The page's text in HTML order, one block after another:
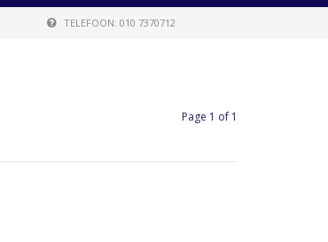
TELEFOON: 010 7370712
Page 1 of 1